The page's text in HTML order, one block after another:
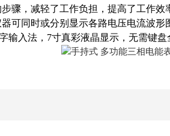
骤，减轻了工作负担，提高了工作效
可同时或分别显示各路电压电流波形
输入法，7寸真彩液晶显示，无需键